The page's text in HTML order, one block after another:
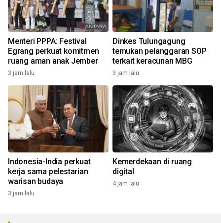
Menteri PPPA: Festival
Egrang perkuat komitmen
ruang aman anak Jember
3 jam lalu
Dinkes Tulungagung
temukan pelanggaran SOP
terkait keracunan MBG
3 jam lalu
Indonesia-India perkuat
kerja sama pelestarian
warisan budaya
3 jam lalu
Kemerdekaan di ruang
digital
4 jam lalu